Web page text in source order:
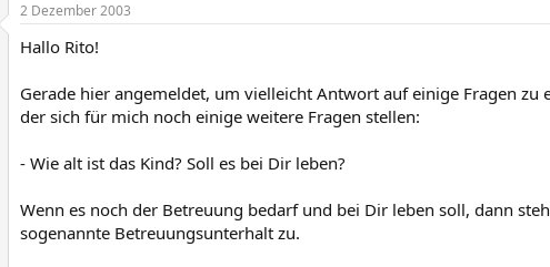
2 Dezember 2003
Hallo Rito!
Gerade hier angemeldet, um vielleicht Antwort auf einige Fragen zu
der sich für mich noch einige weitere Fragen stellen:
- Wie alt ist das Kind? Soll es bei Dir leben?
Wenn es noch der Betreuung bedarf und bei Dir leben soll, dann
sogenannte Betreuungsunterhalt zu.